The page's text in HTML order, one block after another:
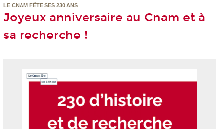
LE CNAM FÊTE SES 230 ANS
Joyeux anniversaire au Cnam et à
sa recherche !